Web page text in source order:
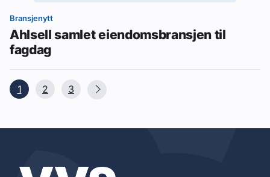
Bransjenytt
Ahlsell samlet eiendomsbransjen til
fagdag
1 2 3